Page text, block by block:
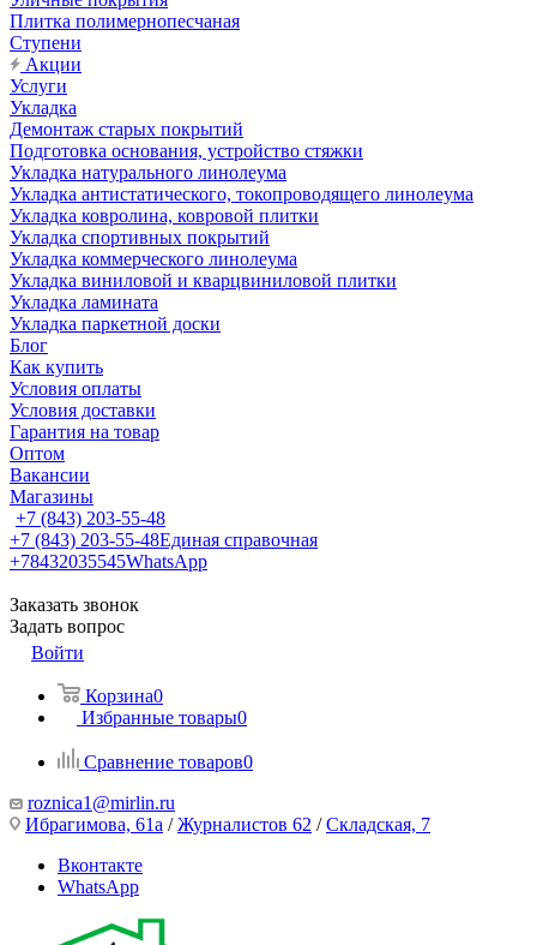
Плитка полимернопесчаная
Ступени
Акции
Услуги
Укладка
Демонтаж старых покрытий
Подготовка основания, устройство стяжки
Укладка натурального линолеума
Укладка антистатического, токопроводящего линолеума
Укладка ковролина, ковровой плитки
Укладка спортивных покрытий
Укладка коммерческого линолеума
Укладка виниловой и кварцвиниловой плитки
Укладка ламината
Укладка паркетной доски
Блог
Как купить
Условия оплаты
Условия доставки
Гарантия на товар
Оптом
Вакансии
Магазины
+7 (843) 203-55-48
+7 (843) 203-55-48Единая справочная
+78432035545WhatsApp
Заказать звонок
Задать вопрос
Войти
Корзина0
Избранные товары0
Сравнение товаров0
roznica1@mirlin.ru
Ибрагимова, 61а /Журналистов 62 /Складская, 7
Вконтакте
WhatsApp